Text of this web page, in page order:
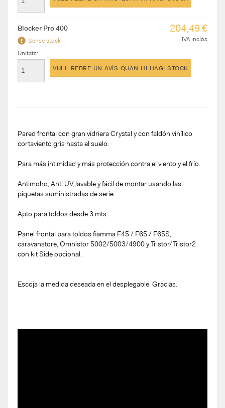
Blocker Pro 400
Sense stock
204,49 €
IVA inclòs
Unitats:
VULL REBRE UN AVÍS QUAN HI HAGI STOCK
Pared frontal con gran vidriera Crystal y con faldón vinílico
cortaviento gris hasta el suelo.
Para más intimidad y más protección contra el viento y el frío.
Antimoho, Anti UV, lavable y fácil de montar usando las
piquetas suministradas de serie.
Apto para toldos desde 3 mts.
Panel frontal para toldos fiamma F45 / F65 / F65S,
caravanstore, Omnistor 5002/5003/4900 y Tristor/Tristor2
con kit Side opcional.
Escoja la medida deseada en el desplegable. Gracias.